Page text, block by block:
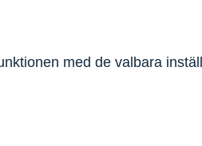
med de valbara